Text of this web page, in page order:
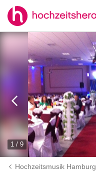
1 / 9
Hochzeitsmusik Hamburg